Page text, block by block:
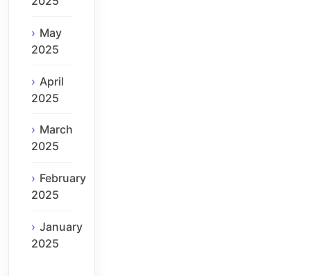
May
2025
April
2025
March
2025
February
2025
January
2025